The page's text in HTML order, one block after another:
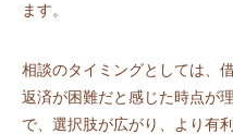
ます。
相談のタイミングとしては、
返済が困難だと感じた時点が
で、選択肢が広がり、より有